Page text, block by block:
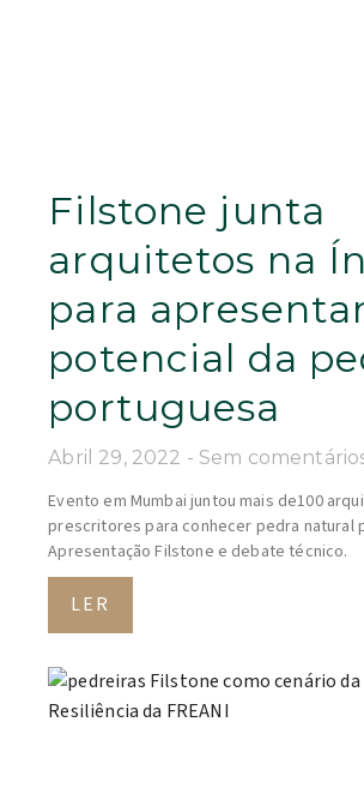
Filstone junta
arquitetos na
para
potencial da
portuguesa
Abril 29, 2022 Sem
Evento em Mumbai juntou mais de100
prescritores para conhecer pedra natural
Apresentação Filstone e debate técnico.
LER